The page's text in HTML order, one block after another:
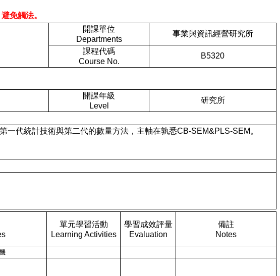
免觸法。
開課單位
Departments
事業與資訊經營研究所
課程代碼
Course No.
B5320
開課年級
Level
研究所
代統計技術與第二代的數量方法，主軸在孰悉CB-SEM&PLS-SEM。
單元學習活動
Learning Activities
學習成效評量
Evaluation
備註
Notes